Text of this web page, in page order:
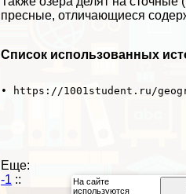
пресные, отличающиеся
Список использованных
• https://1001student.ru/
Еще:
-1 ::
На сайте
используются